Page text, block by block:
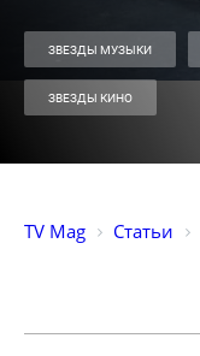
ЗВЕЗДЫ МУЗЫКИ
ЗВЕЗДЫ КИНО
TV Mag Статьи